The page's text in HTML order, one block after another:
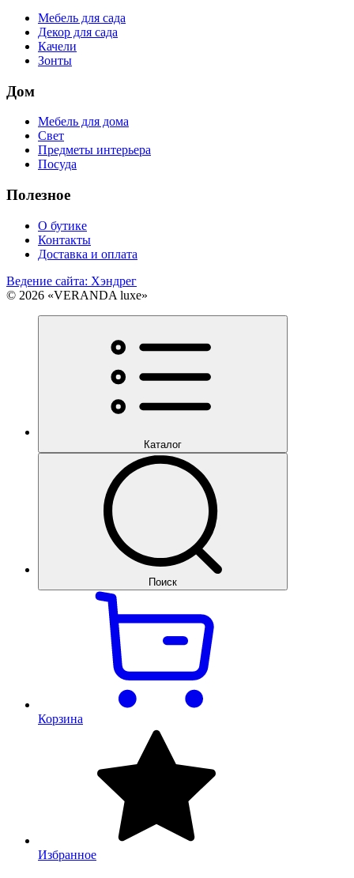
Мебель для сада
Декор для сада
Качели
Зонты
Дом
Мебель для дома
Свет
Предметы интерьера
Посуда
Полезное
О бутике
Контакты
Доставка и оплата
Ведение сайта: Хэндрег
© 2026 «VERANDA luxe»
Каталог
Поиск
Корзина
Избранное